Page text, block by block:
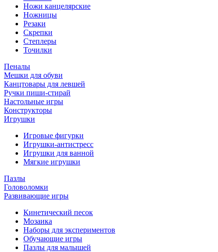
Ножи канцелярские
Ножницы
Резаки
Скрепки
Степлеры
Точилки
Пеналы
Мешки для обуви
Канцтовары для левшей
Ручки пиши-стирай
Настольные игры
Конструкторы
Игрушки
Игровые фигурки
Игрушки-антистресс
Игрушки для ванной
Мягкие игрушки
Пазлы
Головоломки
Развивающие игры
Кинетический песок
Мозаика
Наборы для экспериментов
Обучающие игры
Пазлы для малышей